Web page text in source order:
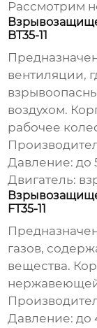
Рассмотрим
BT35-11
вентиляции,
воздухом.
рабочее
Давление: до
Двигатель:
FT35-11
газов,
вещества.
Давление: до